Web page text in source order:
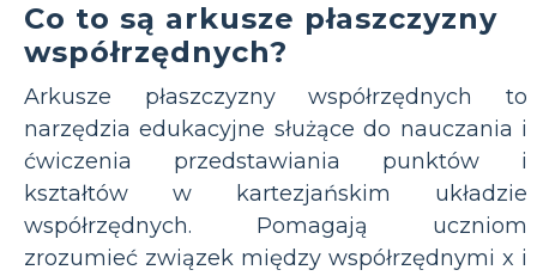
Co to są arkusze płaszczyzny
współrzędnych?
Arkusze płaszczyzny współrzędnych to
narzędzia edukacyjne służące do nauczania i
ćwiczenia przedstawiania punktów i
kształtów w kartezjańskim układzie
współrzędnych. Pomagają uczniom
zrozumieć związek między współrzędnymi x i